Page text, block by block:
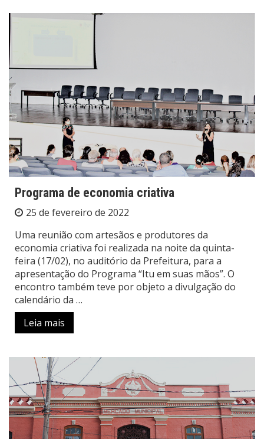
Programa de economia criativa
25 de fevereiro de 2022
Uma reunião com artesãos e produtores da
economia criativa foi realizada na noite da quinta-
feira (17/02), no auditório da Prefeitura, para a
apresentação do Programa “Itu em suas mãos”. O
encontro também teve por objeto a divulgação do
calendário da …
Leia mais